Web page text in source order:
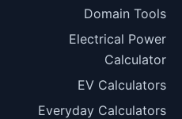
Domain Tools
Electrical Power
Calculator
EV Calculators
Everyday Calculators